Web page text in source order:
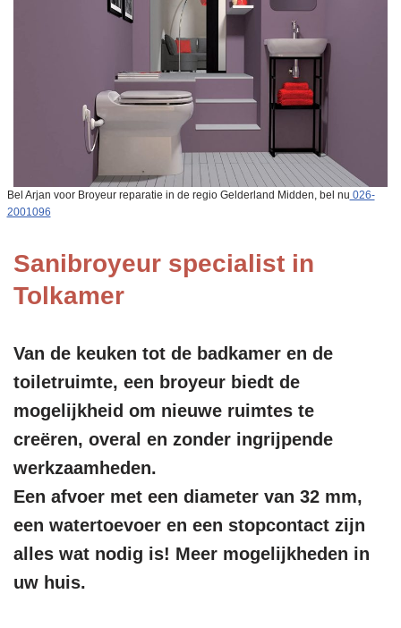
Bel Arjan voor Broyeur reparatie in de regio Gelderland Midden, bel nu 026-
2001096
Sanibroyeur specialist in
Tolkamer
Van de keuken tot de badkamer en de
toiletruimte, een broyeur biedt de
mogelijkheid om nieuwe ruimtes te
creëren, overal en zonder ingrijpende
werkzaamheden.
Een afvoer met een diameter van 32 mm,
een watertoevoer en een stopcontact zijn
alles wat nodig is! Meer mogelijkheden in
uw huis.